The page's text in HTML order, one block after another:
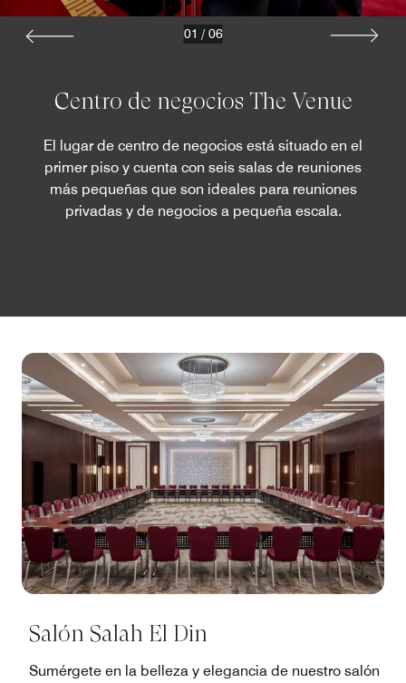
Centro de negocios The Venue
El lugar de centro de negocios está situado en el
primer piso y cuenta con seis salas de reuniones
más pequeñas que son ideales para reuniones
privadas y de negocios a pequeña escala.
01 / 06
Salón Salah El Din
Sumérgete en la belleza y elegancia de nuestro salón